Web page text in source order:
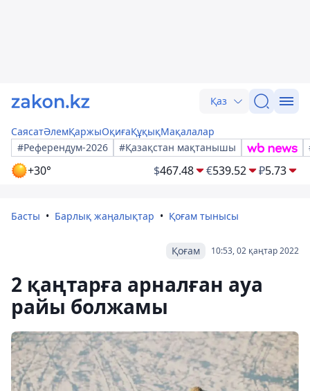
Қаз
СаясатӘлемҚаржыОқиғаҚұқықМақалалар
#Референдум-2026
#Қазақстан мақтанышы
+30° $467.48 €539.52 ₽5.73
Басты Барлық жаңалықтар Қоғам тынысы
10:53, 02 қаңтар 2022
Қоғам
2 қаңтарға арналған ауа
райы болжамы